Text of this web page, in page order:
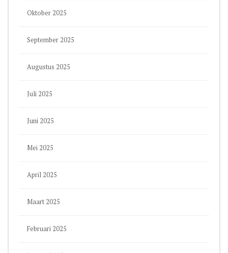
Oktober 2025
September 2025
Augustus 2025
Juli 2025
Juni 2025
Mei 2025
April 2025
Maart 2025
Februari 2025